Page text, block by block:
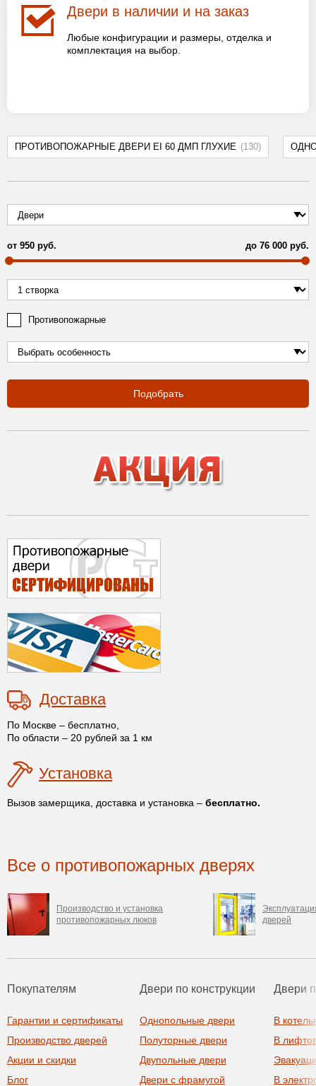
ПРОТИВОПОЖАРНЫЕ ДВЕРИ EI 60 ДМП ГЛУХИЕ (130)
от 950 руб. до 76 000 руб.
Противопожарные
Подобрать
Доставка
По Москве – бесплатно,
По области – 20 рублей за 1 км
Установка
Вызов замерщика, доставка и установка – бесплатно.
Двери в наличии и на заказ
Любые конфигурации и размеры, отделка и
комплектация на выбор.
Все о противопожарных дверях
Производство и установка
противопожарных люков
дверей
Покупателям
Гарантии и сертификаты
Производство дверей
Акции и скидки
Блог
Двери по конструкции
Однопольные двери
Полуторные двери
Двупольные двери
Двери с фрамугой
Двери
В
В
В